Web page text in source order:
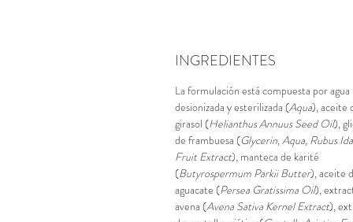
INGREDIENTES
La formulación está compuesta por agua
desionizada y esterilizada (Aqua), aceite
girasol (Helianthus Annuus Seed Oil),
de frambuesa (Glycerin, Aqua, Rubus
Fruit Extract), manteca de karité
(Butyrospermum Parkii Butter), aceite
aguacate (Persea Gratissima Oil),
avena (Avena Sativa Kernel Extract),